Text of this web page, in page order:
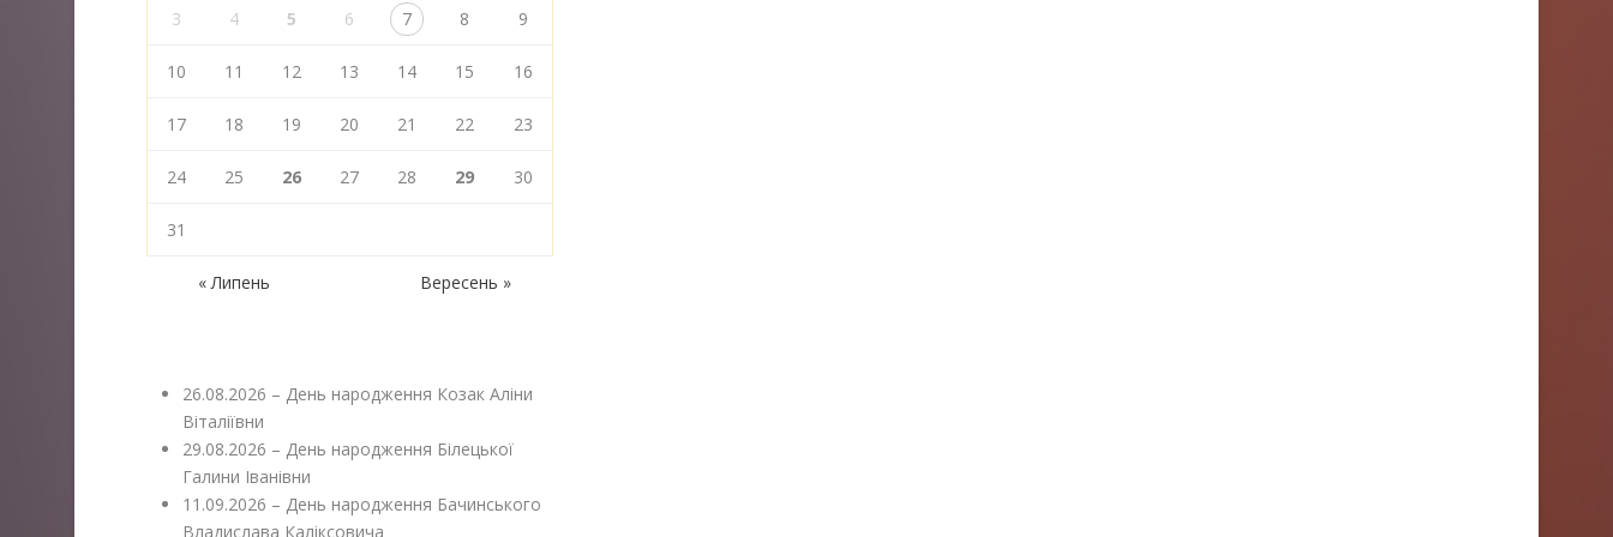
3 4 5 6 7 8 9
10 11 12 13 14 15 16
17 18 19 20 21 22 23
24 25 26 27 28 29 30
31
« Липень Вересень »
26.08.2026 – День народження Козак Аліни
Віталіївни
29.08.2026 – День народження Білецької
Галини Іванівни
11.09.2026 – День народження Бачинського
Владислава Каліксовича